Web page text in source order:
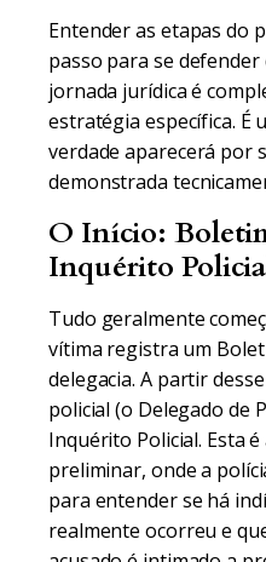
Entender as etapas do
passo para se defender
jornada jurídica é
estratégia específica. É
verdade aparecerá por
demonstrada
O Início:
Inquérito
Tudo geralmente
vítima registra um
delegacia. A partir
policial (o Delegado de
Inquérito Policial. Esta
preliminar, onde a
para entender se há
realmente ocorreu e